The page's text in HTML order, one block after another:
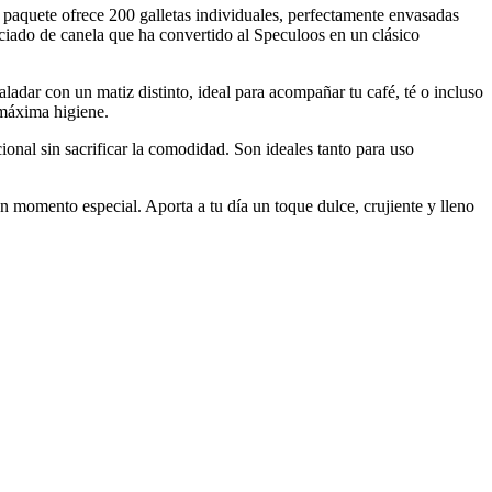
ofrece 200 galletas individuales, perfectamente envasadas
de canela que ha convertido al Speculoos en un clásico
con un matiz distinto, ideal para acompañar tu café, té o incluso
higiene.
sin sacrificar la comodidad. Son ideales tanto para uso
momento especial. Aporta a tu día un toque dulce, crujiente y lleno